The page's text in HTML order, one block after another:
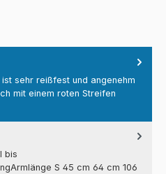
sehr reißfest und angenehm
mit einem roten Streifen
bis
S 45 cm 64 cm 106